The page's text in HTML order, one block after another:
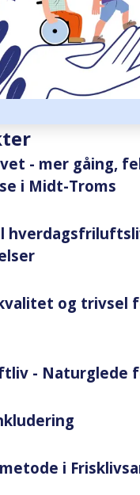
- mer gåing,
i Midt-Troms
og trivsel
- Naturglede
i